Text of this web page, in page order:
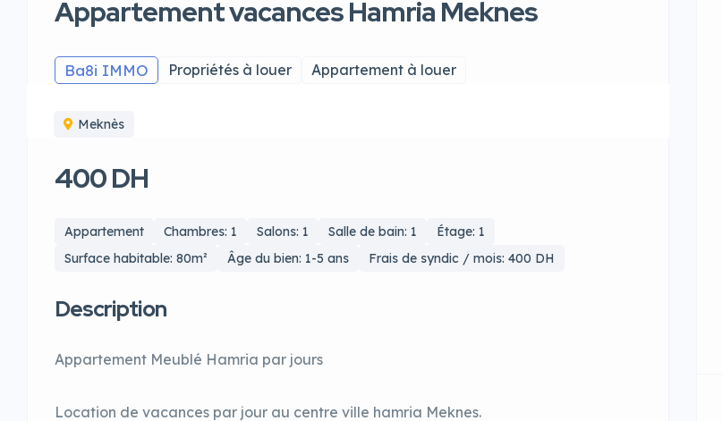
Appartement vacances Hamria Meknes
Ba8i IMMO Propriétés à louer Appartement à louer
Meknès
400 DH
Appartement Chambres: 1 Salons: 1 Salle de bain: 1
Étage: 1
Surface habitable: 80m²
Âge du bien: 1-5 ans Frais de syndic / mois: 400 DH
Description
Appartement Meublé Hamria par jours
Location de vacances par jour au centre ville hamria Meknes.